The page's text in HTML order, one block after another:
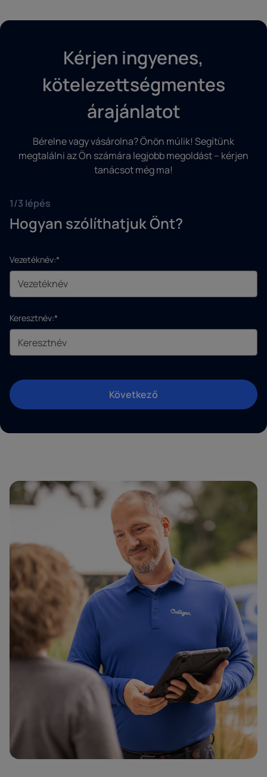
Kérjen ingyenes,
kötelezettségmentes
árajánlatot
Bérelne vagy vásárolna? Önön múlik! Segítünk
megtalálni az Ön számára legjobb megoldást – kérjen
tanácsot még ma!
1/3 lépés
Hogyan szólíthatjuk Önt?
Vezetéknév:*
Keresztnév:*
Következő